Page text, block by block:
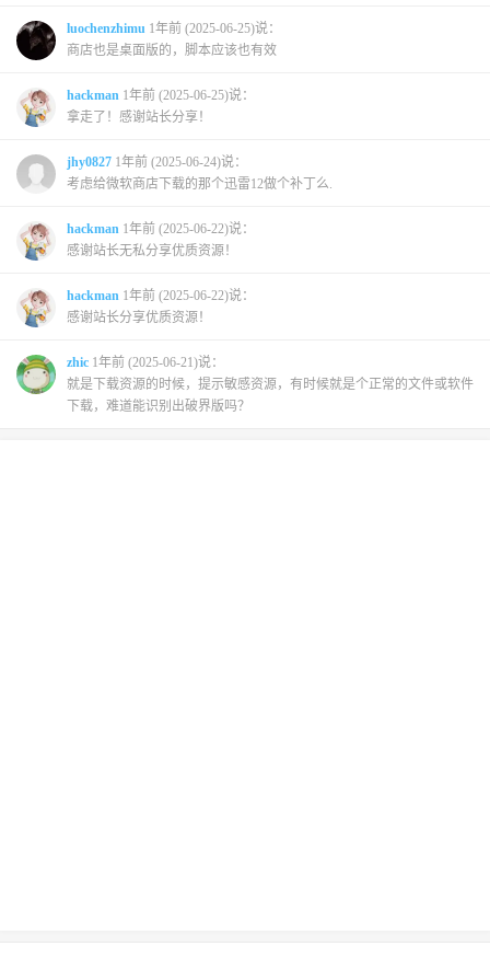
luochenzhimu 1年前 (2025-06-25)说：
商店也是桌面版的，脚本应该也有效
hackman 1年前 (2025-06-25)说：
拿走了！感谢站长分享！
jhy0827 1年前 (2025-06-24)说：
考虑给微软商店下载的那个迅雷12做个补丁么.
hackman 1年前 (2025-06-22)说：
感谢站长无私分享优质资源！
hackman 1年前 (2025-06-22)说：
感谢站长分享优质资源！
zhic 1年前 (2025-06-21)说：
就是下载资源的时候，提示敏感资源，有时候就是个正常的文件或软件
下载，难道能识别出破界版吗？